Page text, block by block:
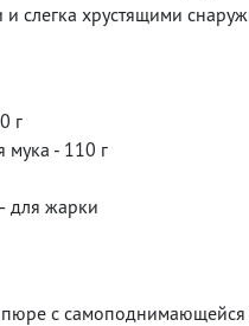
слегка хрустящими
г
- 110 г
для жарки
с самоподнимающейся